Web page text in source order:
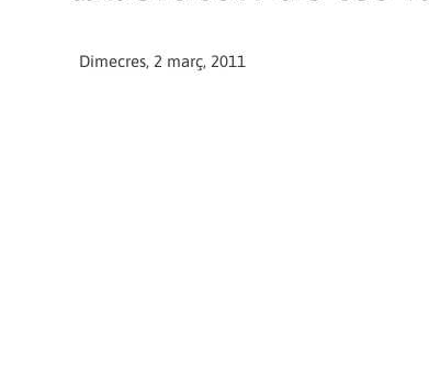
Dimecres, 2 març, 2011